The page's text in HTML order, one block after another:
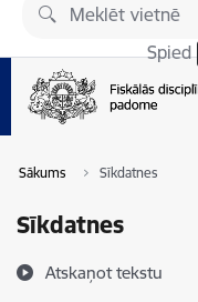
Pāriet uz lapas saturu
Spied
Sākums Sīkdatnes
Sīkdatnes
Atskaņot tekstu